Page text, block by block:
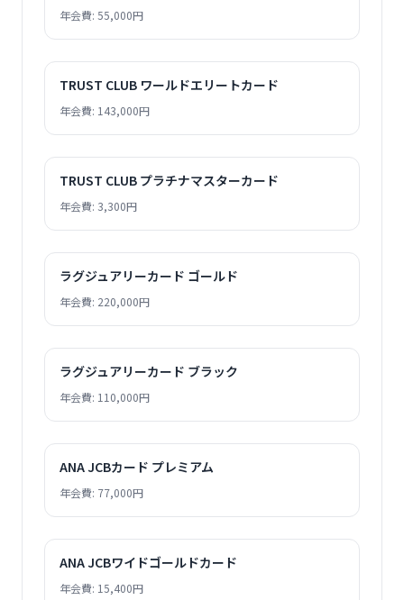
年会費: 55,000円
TRUST CLUB ワールドエリートカード
年会費: 143,000円
TRUST CLUB プラチナマスターカード
年会費: 3,300円
ラグジュアリーカード ゴールド
年会費: 220,000円
ラグジュアリーカード ブラック
年会費: 110,000円
ANA JCBカード プレミアム
年会費: 77,000円
ANA JCBワイドゴールドカード
年会費: 15,400円